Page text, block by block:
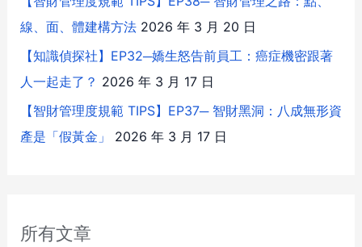
線、面、體建構方法 2026 年 3 月 20 日
【知識偵探社】EP32─嬌生怒告前員工：癌症機密跟著
人一起走了？ 2026 年 3 月 17 日
【智財管理度規範 TIPS】EP37─ 智財黑洞：八成無形資
產是「假黃金」
2026 年 3 月 17 日
所有文章